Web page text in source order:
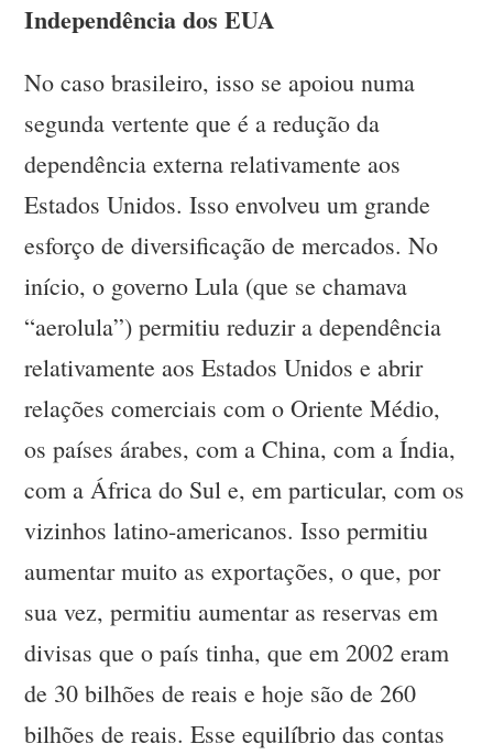
Independência dos EUA
No caso brasileiro, isso se apoiou numa
segunda vertente que é a redução da
dependência externa relativamente aos
Estados Unidos. Isso envolveu um grande
esforço de diversificação de mercados. No
início, o governo Lula (que se chamava
“aerolula”) permitiu reduzir a dependência
relativamente aos Estados Unidos e abrir
relações comerciais com o Oriente Médio,
os países árabes, com a China, com a Índia,
com a África do Sul e, em particular, com os
vizinhos latino-americanos. Isso permitiu
aumentar muito as exportações, o que, por
sua vez, permitiu aumentar as reservas em
divisas que o país tinha, que em 2002 eram
de 30 bilhões de reais e hoje são de 260
bilhões de reais. Esse equilíbrio das contas